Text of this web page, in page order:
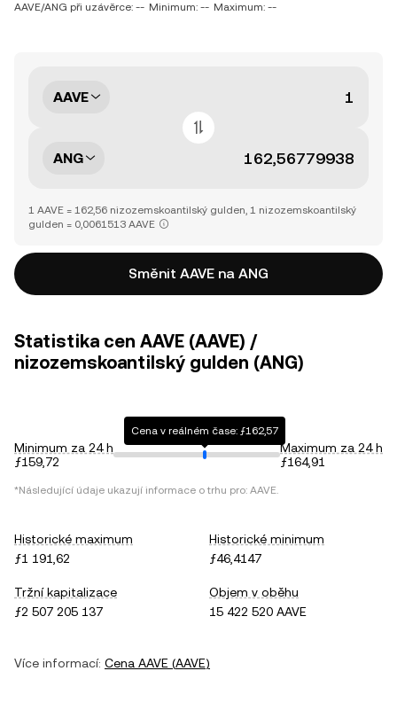
AAVE/ANG při uzávěrce: -- Minimum: -- Maximum: --
AAVE
ANG
1 AAVE = 162,56 nizozemskoantilský gulden, 1 nizozemskoantilský
gulden = 0,0061513 AAVE
Směnit AAVE na ANG
Statistika cen AAVE (AAVE) /
nizozemskoantilský gulden (ANG)
Minimum za 24 h
ƒ159,72
Cena v reálném čase: ƒ162,57
Maximum za 24 h
ƒ164,91
*Následující údaje ukazují informace o trhu pro: AAVE.
Historické maximum
ƒ1 191,62
Historické minimum
ƒ46,4147
Tržní kapitalizace
ƒ2 507 205 137
Objem v oběhu
15 422 520 AAVE
Více informací: Cena AAVE (AAVE)